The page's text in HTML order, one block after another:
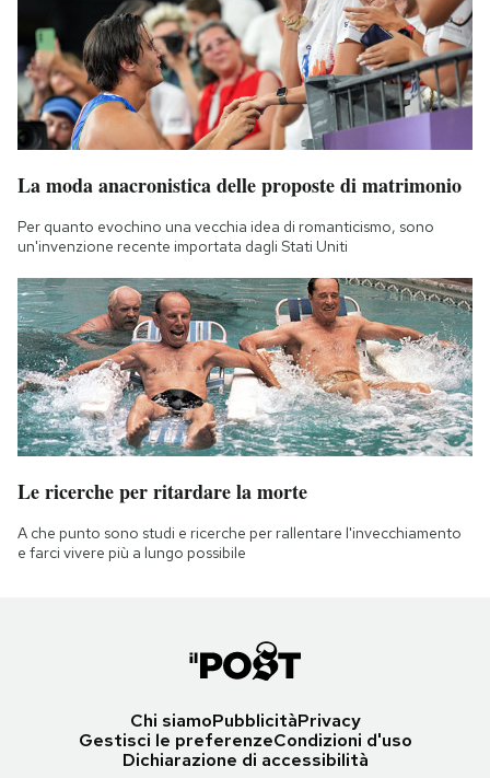
La moda anacronistica delle proposte di matrimonio
Per quanto evochino una vecchia idea di romanticismo, sono
un'invenzione recente importata dagli Stati Uniti
Le ricerche per ritardare la morte
A che punto sono studi e ricerche per rallentare l'invecchiamento
e farci vivere più a lungo possibile
Chi siamoPubblicitàPrivacy
Gestisci le preferenzeCondizioni d'uso
Dichiarazione di accessibilità